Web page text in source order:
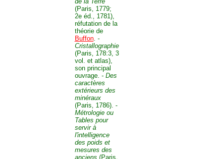
(Paris, 1779;
2e éd., 1781),
réfutation de la
théorie de
Buffon. -
Cristallographie
(Paris, 178:3, 3
vol. et atlas),
son principal
ouvrage. - Des
caractères
extérieurs des
minéraux
(Paris, 1786). -
Métrologie ou
Tables pour
servir à
l'intelligence
des poids et
mesures des
anciens (Paris,